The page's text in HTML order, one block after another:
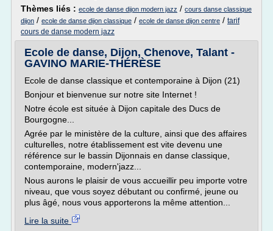
Thèmes liés : ecole de danse dijon modern jazz / cours danse classique
dijon / ecole de danse dijon classique / ecole de danse dijon centre / tarif
cours de danse modern jazz
Ecole de danse, Dijon, Chenove, Talant -
GAVINO MARIE-THÉRÈSE
Ecole de danse classique et contemporaine à Dijon (21)
Bonjour et bienvenue sur notre site Internet !
Notre école est située à Dijon capitale des Ducs de
Bourgogne...
Agrée par le ministère de la culture, ainsi que des affaires
culturelles, notre établissement est vite devenu une
référence sur le bassin Dijonnais en danse classique,
contemporaine, modern'jazz...
Nous aurons le plaisir de vous accueillir peu importe votre
niveau, que vous soyez débutant ou confirmé, jeune ou
plus âgé, nous vous apporterons la même attention...
Lire la suite